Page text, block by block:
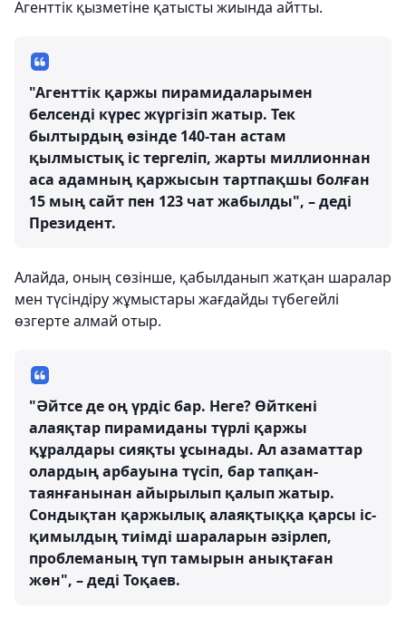
Агенттік қызметіне қатысты жиында айтты.
"Агенттік қаржы пирамидаларымен
белсенді күрес жүргізіп жатыр. Тек
былтырдың өзінде 140-тан астам
қылмыстық іс тергеліп, жарты миллионнан
аса адамның қаржысын тартпақшы болған
15 мың сайт пен 123 чат жабылды", – деді
Президент.
Алайда, оның сөзінше, қабылданып жатқан шаралар
мен түсіндіру жұмыстары жағдайды түбегейлі
өзгерте алмай отыр.
"Әйтсе де оң үрдіс бар. Неге? Өйткені
алаяқтар пирамиданы түрлі қаржы
құралдары сияқты ұсынады. Ал азаматтар
олардың арбауына түсіп, бар тапқан-
таянғанынан айырылып қалып жатыр.
Сондықтан қаржылық алаяқтыққа қарсы іс-
қимылдың тиімді шараларын әзірлеп,
проблеманың түп тамырын анықтаған
жөн", – деді Тоқаев.